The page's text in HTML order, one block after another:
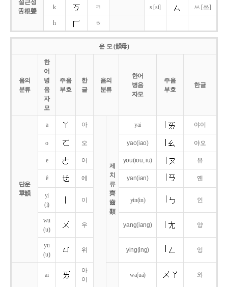
설근성
舌根聲
k ㅋ s [si] ㅆ [쓰]
h ㅎ
운 모 (韻母)
음의
분류
한
어
병
음
자
모
주음
부호
한
글
음의
분류
한어
병음
자모
주음
부호
한글
단운
單韻
a 아
제
치
류
齊
齒
類
yai 야이
o 오 yao(iao) 야오
e 어 you(iou,iu) 유
ê 에 yan(ian) 옌
yi
(i)
이 yin(in) 인
wu
(u)
우 yang(iang) 양
yu
(u)
위 ying(ing) 잉
ai
아
이
wa(ua) 와